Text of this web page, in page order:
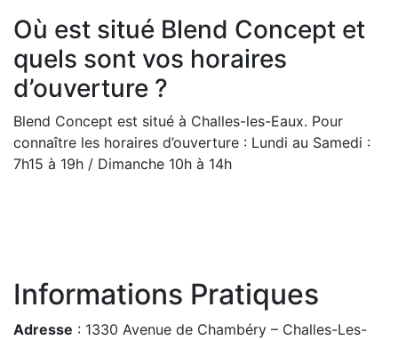
Où est situé Blend Concept et
quels sont vos horaires
d’ouverture ?
Blend Concept est situé à Challes-les-Eaux. Pour
connaître les horaires d’ouverture : Lundi au Samedi :
7h15 à 19h / Dimanche 10h à 14h
Informations Pratiques
Adresse : 1330 Avenue de Chambéry – Challes-Les-